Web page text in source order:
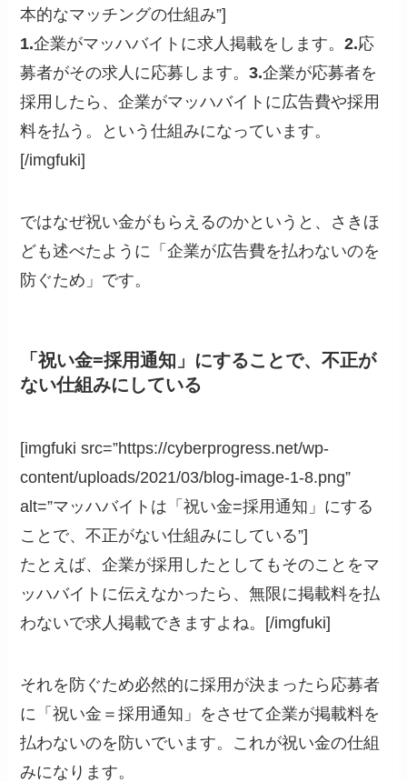
本的なマッチングの仕組み”]
1.企業がマッハバイトに求人掲載をします。2.応
募者がその求人に応募します。3.企業が応募者を
採用したら、企業がマッハバイトに広告費や採用
料を払う。という仕組みになっています。
[/imgfuki]
ではなぜ祝い金がもらえるのかというと、さきほ
ども述べたように「企業が広告費を払わないのを
防ぐため」です。
「祝い金=採用通知」にすることで、不正が
ない仕組みにしている
[imgfuki src=”https://cyberprogress.net/wp-
content/uploads/2021/03/blog-image-1-8.png”
alt=”マッハバイトは「祝い金=採用通知」にする
ことで、不正がない仕組みにしている”]
たとえば、企業が採用したとしてもそのことをマ
ッハバイトに伝えなかったら、無限に掲載料を払
わないで求人掲載できますよね。[/imgfuki]
それを防ぐため必然的に採用が決まったら応募者
に「祝い金＝採用通知」をさせて企業が掲載料を
払わないのを防いでいます。これが祝い金の仕組
みになります。